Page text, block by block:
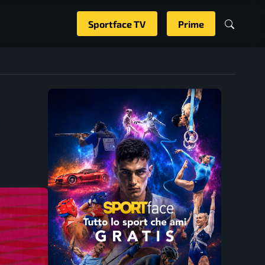
Sportface TV Prime